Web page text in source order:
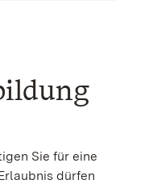
Sie für eine
dürfen